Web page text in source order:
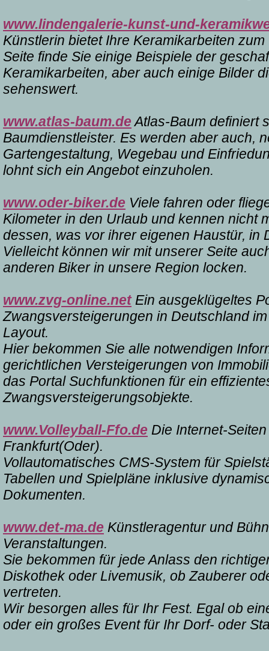
www.lindengalerie-kunst-und-
Künstlerin bietet Ihre Keramikarbeiten
Seite finde Sie einige Beispiele der
Keramikarbeiten, aber auch einige Bilder
sehenswert.
www.atlas-baum.deAtlas-Baum definiert
Baumdienstleister. Es werden aber auch,
Gartengestaltung, Wegebau und
lohnt sich ein Angebot einzuholen.
www.oder-biker.de Viele fahren oder
Kilometer in den Urlaub und kennen nicht
dessen, was vor ihrer eigenen Haustür, in
Vielleicht können wir mit unserer Seite
anderen Biker in unsere Region locken.
www.zvg-online.netEin ausgeklügeltes
Zwangsversteigerungen in Deutschland
Layout.
Hier bekommen Sie alle notwendigen
gerichtlichen Versteigerungen von
das Portal Suchfunktionen für ein
Zwangsversteigerungsobjekte.
www.Volleyball-Ffo.de Die Internet-
Frankfurt(Oder).
Vollautomatisches CMS-System für
Tabellen und Spielpläne inklusive
Dokumenten.
www.det-ma.de Künstleragentur und
Veranstaltungen.
Sie bekommen für jede Anlass den
Diskothek oder Livemusik, ob Zauberer
vertreten.
Wir besorgen alles für Ihr Fest. Egal ob
oder ein großes Event für Ihr Dorf- oder